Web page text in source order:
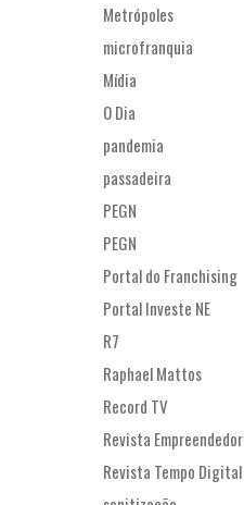
Metrópoles
microfranquia
Mídia
O Dia
pandemia
passadeira
PEGN
PEGN
Portal do Franchising
Portal Investe NE
R7
Raphael Mattos
Record TV
Revista Empreendedor
Revista Tempo Digital